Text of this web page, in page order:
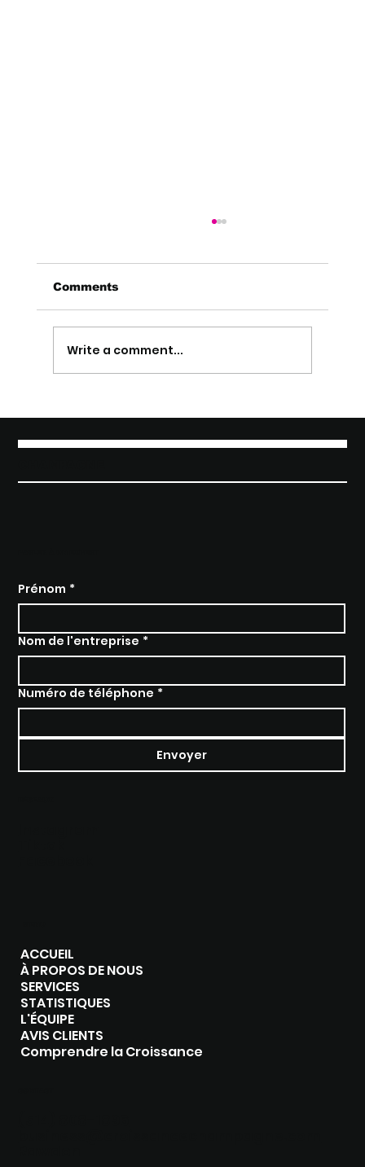
Prénom *
Nom de l'entreprise *
Numéro de téléphone *
Envoyer
ACCUEIL
À PROPOS DE NOUS
SERVICES
STATISTIQUES
L'ÉQUIPE
AVIS CLIENTS
Comprendre la Croissance
Comments
Write a comment...